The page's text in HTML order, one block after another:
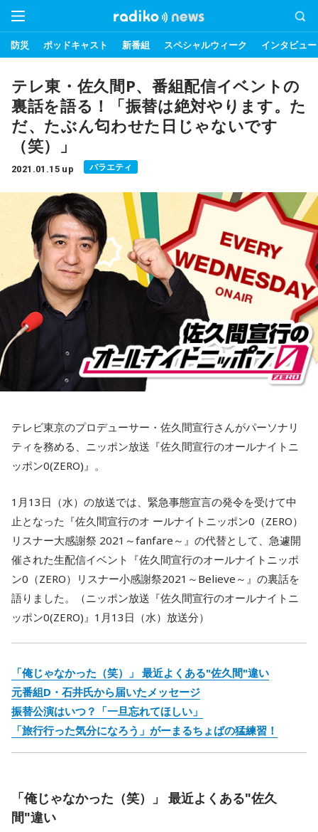
防災 ポッドキャスト 新番組 スペシャルウィーク インタビュー
テレ東・佐久間P、番組配信イベントの
裏話を語る！「振替は絶対やります。た
だ、たぶん匂わせた日じゃないです
（笑）」
2021.01.15 up バラエティ
テレビ東京のプロデューサー・佐久間宣行さんがパーソナリ
ティを務める、ニッポン放送『佐久間宣行のオールナイトニ
ッポン0(ZERO)』。
1月13日（水）の放送では、緊急事態宣言の発令を受けて中
止となった『佐久間宣行のオ ールナイトニッポン0（ZERO）
リスナー大感謝祭 2021～fanfare～』の代替として、急遽開
催された生配信イベント『佐久間宣行のオールナイトニッポ
ン0（ZERO）リスナー小感謝祭2021～Believe～』の裏話を
語りました。（ニッポン放送『佐久間宣行のオールナイトニ
ッポン0(ZERO)』1月13日（水）放送分）
「俺じゃなかった（笑）」 最近よくある"佐久間"違い
元番組D・石井氏から届いたメッセージ
振替公演はいつ？「一旦忘れてほしい」
「旅行行った気分になろう」がーまるちょばの猛練習！
「俺じゃなかった（笑）」 最近よくある"佐久
間"違い